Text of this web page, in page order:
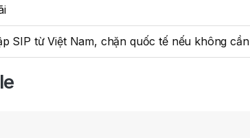
SIP từ Việt Nam, chặn quốc tế nếu không cần